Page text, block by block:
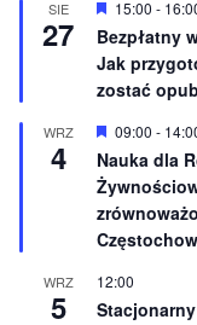
n
o
n
e
SIE
27
W
r
ó
ż
n
i
o
n
e
15:00 -
Bezpłatny
Jak
zostać
WRZ
4
W
r
ó
ż
n
i
n
e
09:00 -
Nauka dla
WRZ
5
12:00